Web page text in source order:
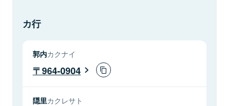
カ行
郭内カクナイ
964-0904
隠里カクレサト